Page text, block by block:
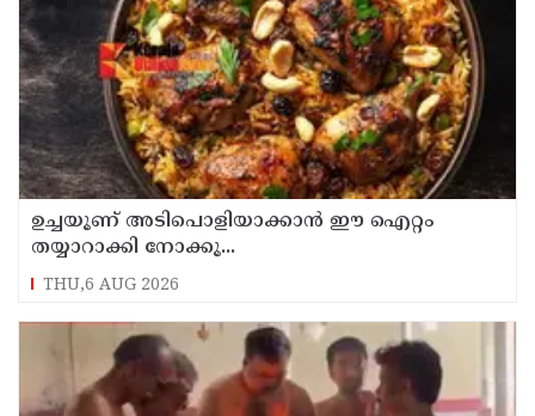
ഉച്ചയൂണ് അടിപൊളിയാക്കാൻ ഈ ഐറ്റം
തയ്യാറാക്കി നോക്കൂ...
THU,6 AUG 2026